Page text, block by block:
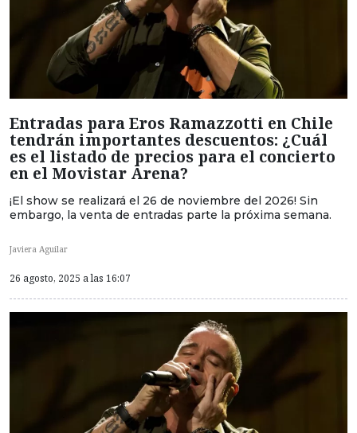
Entradas para Eros Ramazzotti en Chile
tendrán importantes descuentos: ¿Cuál
es el listado de precios para el concierto
en el Movistar Arena?
¡El show se realizará el 26 de noviembre del 2026! Sin
embargo, la venta de entradas parte la próxima semana.
Javiera Aguilar
26 agosto, 2025 a las 16:07